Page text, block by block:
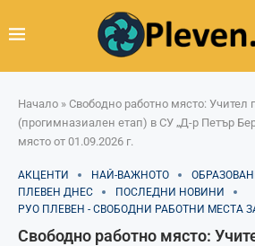
Начало » Свободно работно място: Учител
(прогимназиален етап) в СУ „Д-р Петър
място от 01.09.2026 г.
АКЦЕНТИ НАЙ-ВАЖНОТО
ПЛЕВЕН ДНЕС
ПОСЛЕДНИ НОВИНИ
РУО ПЛЕВЕН - СВОБОДНИ РАБОТНИ МЕСТА
Свободно работно място: